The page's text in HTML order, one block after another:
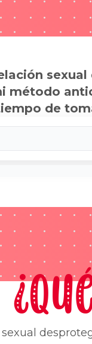
método
de